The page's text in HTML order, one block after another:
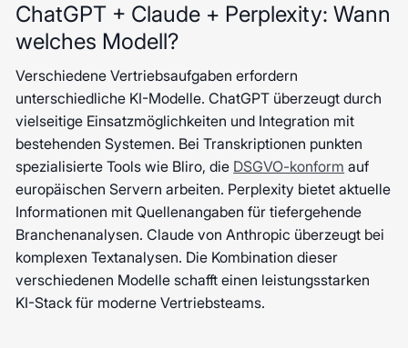
ChatGPT + Claude + Perplexity: Wann
welches Modell?
Verschiedene Vertriebsaufgaben erfordern
unterschiedliche KI-Modelle. ChatGPT überzeugt durch
vielseitige Einsatzmöglichkeiten und Integration mit
bestehenden Systemen. Bei Transkriptionen punkten
spezialisierte Tools wie Bliro, die DSGVO-konform auf
europäischen Servern arbeiten. Perplexity bietet aktuelle
Informationen mit Quellenangaben für tiefergehende
Branchenanalysen. Claude von Anthropic überzeugt bei
komplexen Textanalysen. Die Kombination dieser
verschiedenen Modelle schafft einen leistungsstarken
KI-Stack für moderne Vertriebsteams.